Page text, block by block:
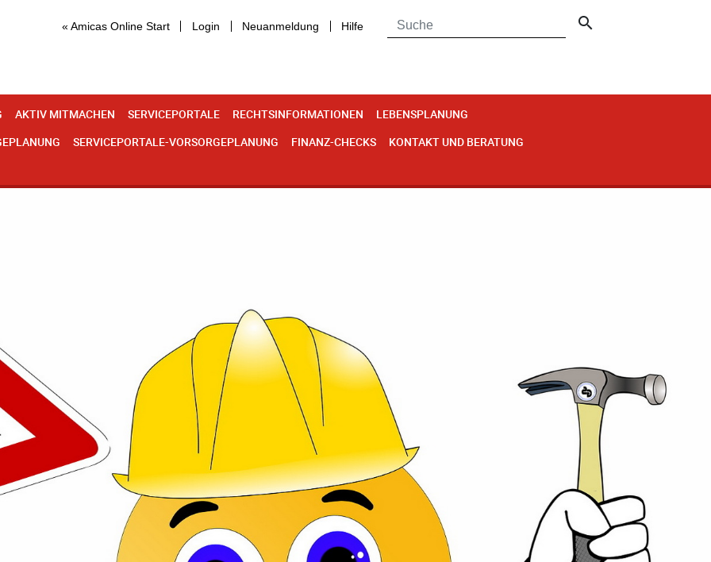
« Amicas Online Start Login Neuanmeldung Hilfe search
AKTIV MITMACHEN SERVICEPORTALE RECHTSINFORMATIONEN
LEBENSPLANUNG
SERVICEPORTALE-VORSORGEPLANUNG FINANZ-CHECKS KONTAKT UND BERATUNG